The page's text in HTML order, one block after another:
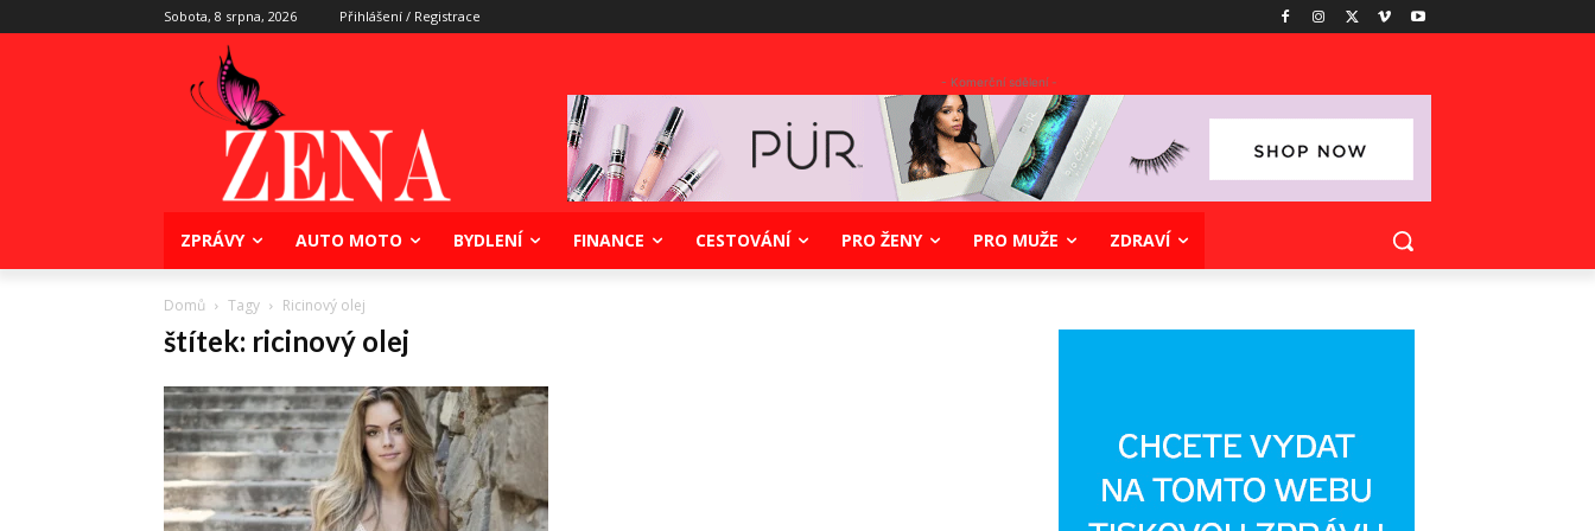
Sobota, 8 srpna, 2026 Přihlášení / Registrace
- Komerční sdělení -
ZPRÁVY AUTO MOTO BYDLENÍ FINANCE CESTOVÁNÍ PRO ŽENY PRO MUŽE ZDRAVÍ
Domů Tagy Ricinový olej
štítek: ricinový olej